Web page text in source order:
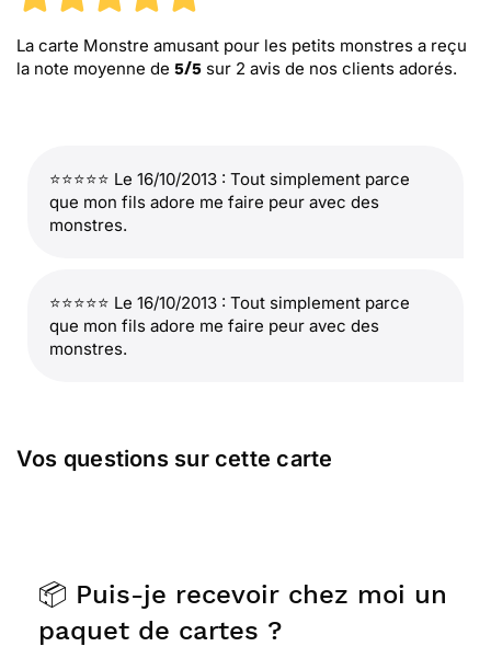
La carte Monstre amusant pour les petits monstres a reçu
la note moyenne de 5/5 sur 2 avis de nos clients adorés.
⭐⭐⭐⭐⭐ Le 16/10/2013 : Tout simplement parce
que mon fils adore me faire peur avec des
monstres.
⭐⭐⭐⭐⭐ Le 16/10/2013 : Tout simplement parce
que mon fils adore me faire peur avec des
monstres.
Vos questions sur cette carte
📦 Puis-je recevoir chez moi un
paquet de cartes ?